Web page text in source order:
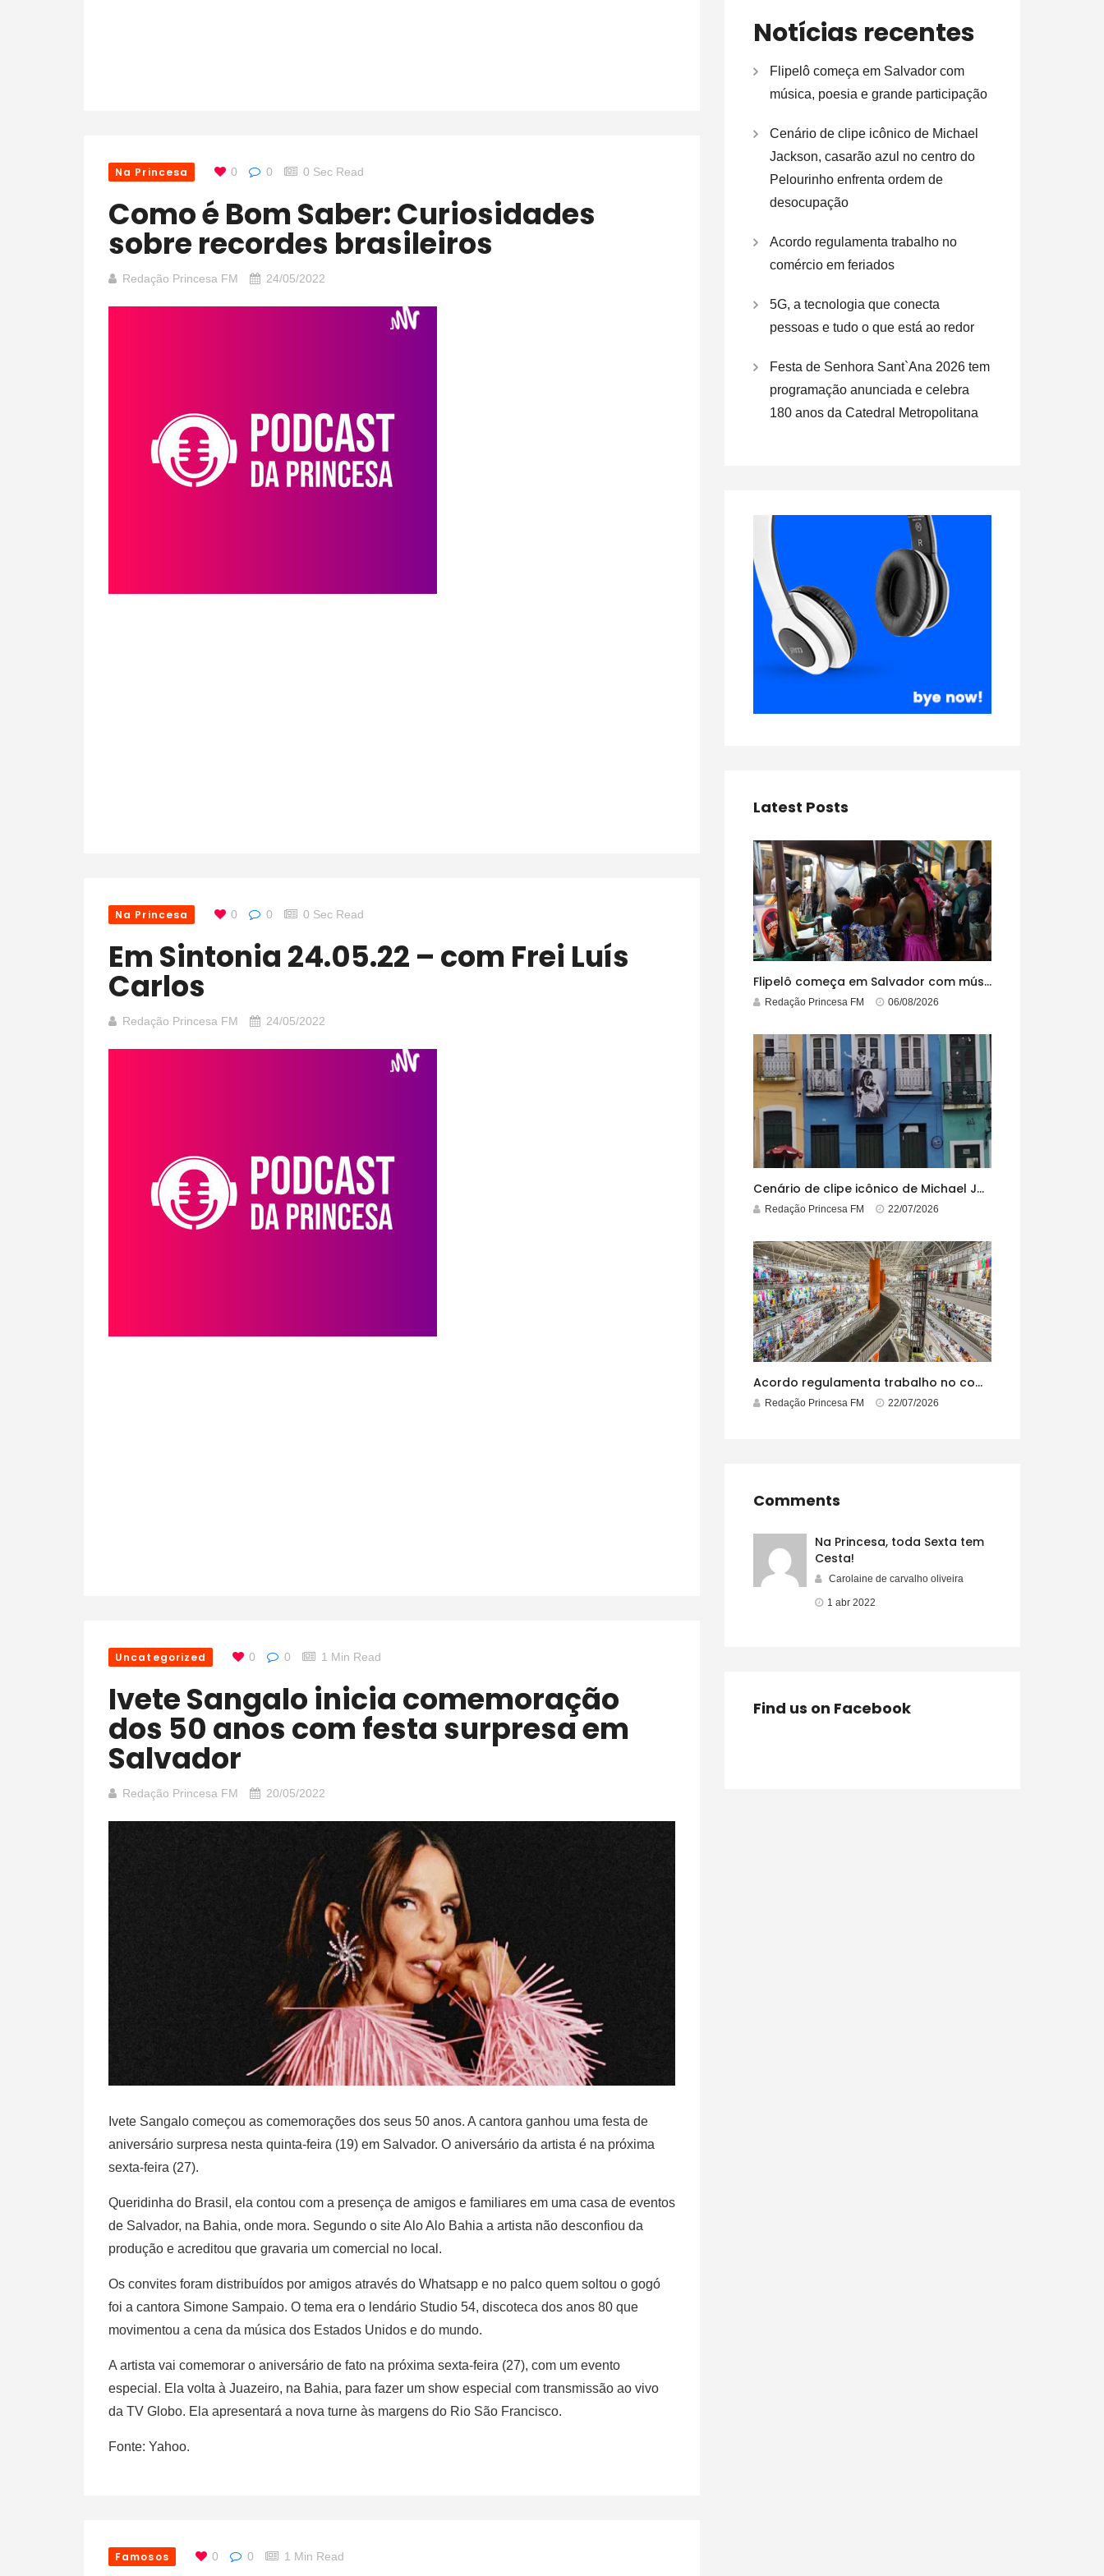
Na Princesa 0 0 0 Sec Read
Como é Bom Saber: Curiosidades
sobre recordes brasileiros
Redação Princesa FM 24/05/2022
Na Princesa 0 0 0 Sec Read
Em Sintonia 24.05.22 – com Frei Luís
Carlos
Redação Princesa FM 24/05/2022
Uncategorized 0 0 1 Min Read
Ivete Sangalo inicia comemoração
dos 50 anos com festa surpresa em
Salvador
Redação Princesa FM 20/05/2022
Ivete Sangalo começou as comemorações dos seus 50 anos. A cantora ganhou uma festa de
aniversário surpresa nesta quinta-feira (19) em Salvador. O aniversário da artista é na próxima
sexta-feira (27).
Queridinha do Brasil, ela contou com a presença de amigos e familiares em uma casa de eventos
de Salvador, na Bahia, onde mora. Segundo o site Alo Alo Bahia a artista não desconfiou da
produção e acreditou que gravaria um comercial no local.
Os convites foram distribuídos por amigos através do Whatsapp e no palco quem soltou o gogó
foi a cantora Simone Sampaio. O tema era o lendário Studio 54, discoteca dos anos 80 que
movimentou a cena da música dos Estados Unidos e do mundo.
A artista vai comemorar o aniversário de fato na próxima sexta-feira (27), com um evento
especial. Ela volta à Juazeiro, na Bahia, para fazer um show especial com transmissão ao vivo
da TV Globo. Ela apresentará a nova turne às margens do Rio São Francisco.
Fonte: Yahoo.
Famosos 0 0 1 Min Read
Notícias recentes
Flipelô começa em Salvador com
música, poesia e grande participação
Cenário de clipe icônico de Michael
Jackson, casarão azul no centro do
Pelourinho enfrenta ordem de
desocupação
Acordo regulamenta trabalho no
comércio em feriados
5G, a tecnologia que conecta
pessoas e tudo o que está ao redor
Festa de Senhora Sant`Ana 2026 tem
programação anunciada e celebra
180 anos da Catedral Metropolitana
Latest Posts
Flipelô começa em Salvador com música, poesia e grande participação
Redação Princesa FM 06/08/2026
Cenário de clipe icônico de Michael Jackson, casarão azul no centro do Pelourinho enfrenta ordem de desocupação
Redação Princesa FM 22/07/2026
Acordo regulamenta trabalho no comércio em feriados
Redação Princesa FM 22/07/2026
Comments
Na Princesa, toda Sexta tem
Cesta!
Carolaine de carvalho oliveira
1 abr 2022
Find us on Facebook